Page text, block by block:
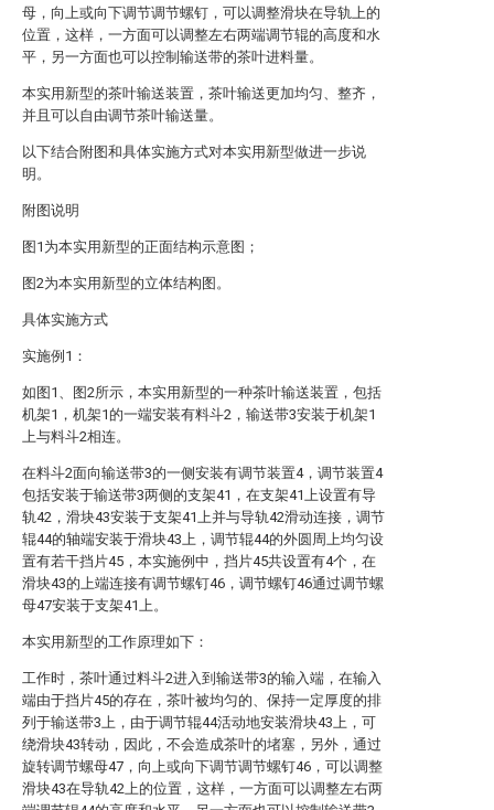
母，向上或向下调节调节螺钉，可以调整滑块在导轨上的
位置，这样，一方面可以调整左右两端调节辊的高度和水
平，另一方面也可以控制输送带的茶叶进料量。
本实用新型的茶叶输送装置，茶叶输送更加均匀、整齐，
并且可以自由调节茶叶输送量。
以下结合附图和具体实施方式对本实用新型做进一步说
明。
附图说明
图1为本实用新型的正面结构示意图；
图2为本实用新型的立体结构图。
具体实施方式
实施例1：
如图1、图2所示，本实用新型的一种茶叶输送装置，包括
机架1，机架1的一端安装有料斗2，输送带3安装于机架1
上与料斗2相连。
在料斗2面向输送带3的一侧安装有调节装置4，调节装置4
包括安装于输送带3两侧的支架41，在支架41上设置有导
轨42，滑块43安装于支架41上并与导轨42滑动连接，调节
辊44的轴端安装于滑块43上，调节辊44的外圆周上均匀设
置有若干挡片45，本实施例中，挡片45共设置有4个，在
滑块43的上端连接有调节螺钉46，调节螺钉46通过调节螺
母47安装于支架41上。
本实用新型的工作原理如下：
工作时，茶叶通过料斗2进入到输送带3的输入端，在输入
端由于挡片45的存在，茶叶被均匀的、保持一定厚度的排
列于输送带3上，由于调节辊44活动地安装滑块43上，可
绕滑块43转动，因此，不会造成茶叶的堵塞，另外，通过
旋转调节螺母47，向上或向下调节调节螺钉46，可以调整
滑块43在导轨42上的位置，这样，一方面可以调整左右两